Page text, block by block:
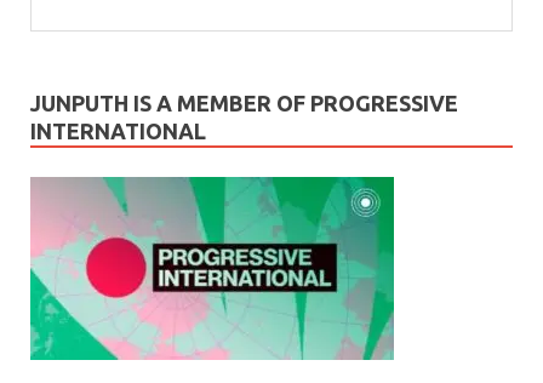
JUNPUTH IS A MEMBER OF PROGRESSIVE
INTERNATIONAL